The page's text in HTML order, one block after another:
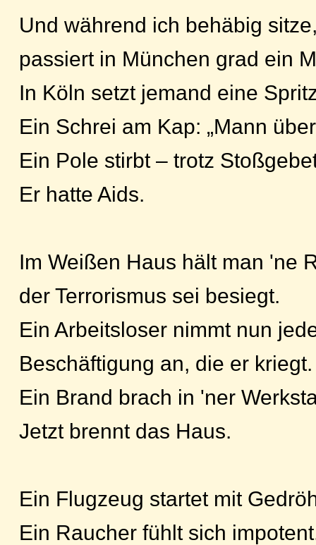
Und während ich behäbig
passiert in München grad ein
In Köln setzt jemand eine
Ein Schrei am Kap: „Mann
Ein Pole stirbt – trotz
Er hatte Aids.
Im Weißen Haus hält man 'ne
der Terrorismus sei besiegt.
Ein Arbeitsloser nimmt nun
Beschäftigung an, die er kriegt.
Ein Brand brach in 'ner
Jetzt brennt das Haus.
Ein Flugzeug startet mit
Ein Raucher fühlt sich